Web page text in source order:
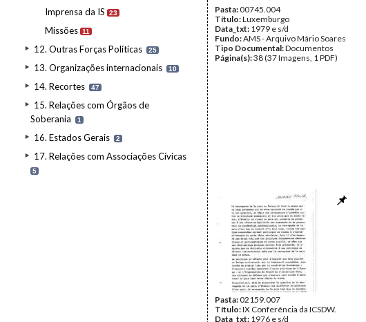
Imprensa da IS 23
Missões 11
12. Outras Forças Políticas 25
13. Organizações internacionais 10
14. Recortes 47
15. Relações com Órgãos de
Soberania
1
16. Estados Gerais 2
17. Relações com Associações Cívicas
5
Pasta:00745.004
Título:Luxemburgo
Data_txt: 1979 e s/d
Fundo:AMS - Arquivo Mário Soares
Tipo Documental:Documentos
Página(s):38 (37 Imagens, 1 PDF)
Pasta:02159.007
Título:IX Conferência da ICSDW.
Data_txt: 1976 e s/d